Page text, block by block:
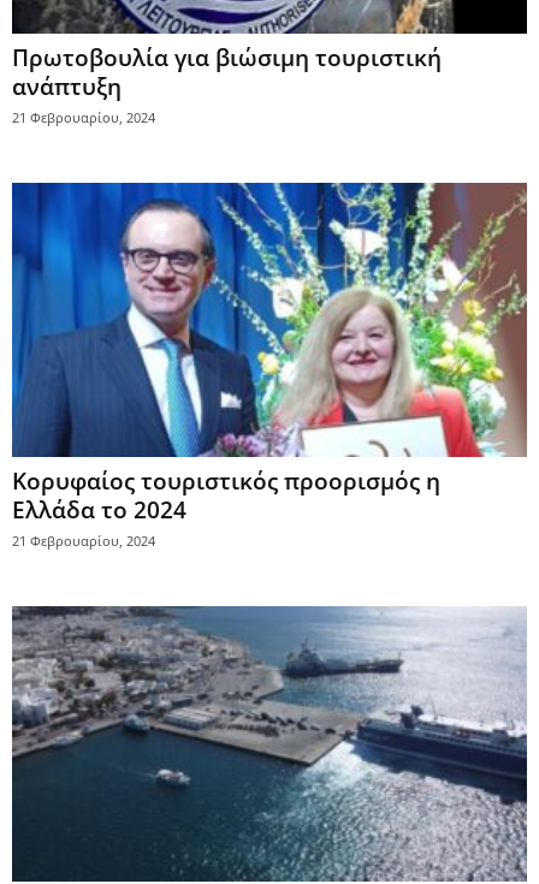
Πρωτοβουλία για βιώσιμη τουριστική
ανάπτυξη
21 Φεβρουαρίου, 2024
Κορυφαίος τουριστικός προορισμός η
Ελλάδα το 2024
21 Φεβρουαρίου, 2024